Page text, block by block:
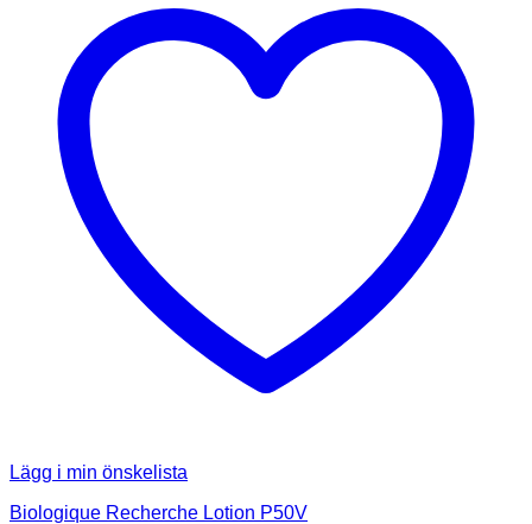
Lägg i min önskelista
Biologique Recherche Lotion P50V